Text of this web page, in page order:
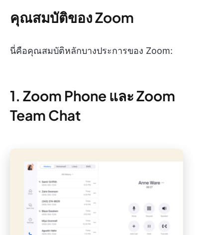
คุณสมบัติของ Zoom
นี่คือคุณสมบัติหลักบางประการของ Zoom:
1. Zoom Phone และ Zoom
Team Chat